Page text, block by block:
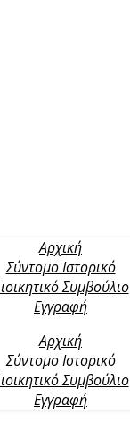
Αρχική
Σύντομο Ιστορικό
Συμβούλιο
Εγγραφή
Αρχική
Σύντομο Ιστορικό
Συμβούλιο
Εγγραφή